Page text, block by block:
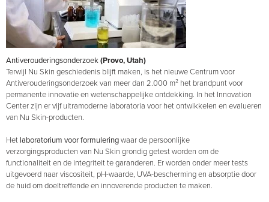
Antiverouderingsonderzoek(Provo, Utah)
Terwijl Nu Skin geschiedenis blijft maken, is het nieuwe Centrum voor
Antiverouderingsonderzoek van meer dan 2.000 m² het brandpunt voor
permanente innovatie en wetenschappelijke ontdekking. In het Innovation
Center zijn er vijf ultramoderne laboratoria voor het ontwikkelen en evalueren
van Nu Skin-producten.
Het laboratorium voor formuleringwaar de persoonlijke
verzorgingsproducten van Nu Skin grondig getest worden om de
functionaliteit en de integriteit te garanderen. Er worden onder meer tests
uitgevoerd naar viscositeit, pH-waarde, UVA-bescherming en absorptie door
de huid om doeltreffende en innoverende producten te maken.